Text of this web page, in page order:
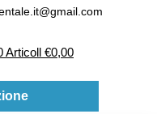
Articoll €0,00